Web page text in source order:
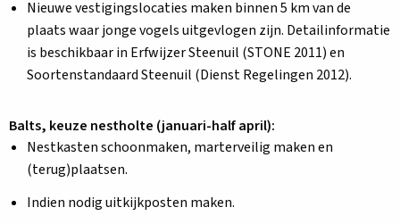
Nieuwe vestigingslocaties maken binnen 5 km van de
plaats waar jonge vogels uitgevlogen zijn. Detailinformatie
is beschikbaar in Erfwijzer Steenuil (STONE 2011) en
Soortenstandaard Steenuil (Dienst Regelingen 2012).
Balts, keuze nestholte (januari-half april):
Nestkasten schoonmaken, marterveilig maken en
(terug)plaatsen.
Indien nodig uitkijkposten maken.